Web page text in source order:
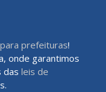
prefeituras!
onde garantimos
das leis de